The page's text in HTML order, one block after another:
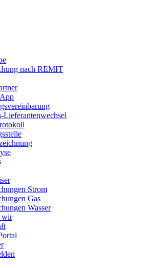
nach REMIT
Lieferantenwechsel
Strom
Gas
Wasser
wir